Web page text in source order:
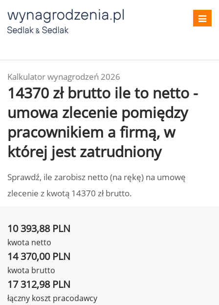
Kalkulator wynagrodzeń 2026
14370 zł brutto ile to netto -
umowa zlecenie pomiędzy
pracownikiem a firmą, w
której jest zatrudniony
Sprawdź, ile zarobisz netto (na rękę) na umowę
zlecenie z kwotą 14370 zł brutto.
10 393,88 PLN
kwota netto
14 370,00 PLN
kwota brutto
17 312,98 PLN
łączny koszt pracodawcy